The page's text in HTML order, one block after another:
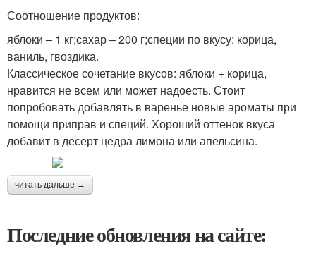
Соотношение продуктов:
яблоки ‒ 1 кг;сахар ‒ 200 г;специи по вкусу: корица,
ваниль, гвоздика.
Классическое сочетание вкусов: яблоки + корица,
нравится не всем или может надоесть. Стоит
попробовать добавлять в варенье новые ароматы при
помощи приправ и специй. Хороший оттенок вкуса
добавит в десерт цедра лимона или апельсина.
читать дальше →
Последние обновления на сайте: